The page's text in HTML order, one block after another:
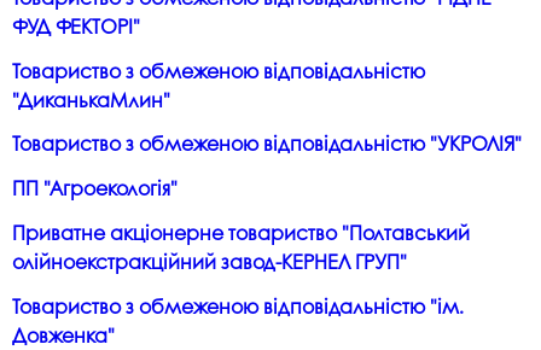
ФУД ФЕКТОРІ"
Товариство з обмеженою відповідальністю
"ДиканькаМлин"
Товариство з обмеженою відповідальністю "УКРОЛІЯ"
ПП "Агроекологія"
Приватне акціонерне товариство "Полтавський
олійноекстракційний завод-КЕРНЕЛ ГРУП"
Товариство з обмеженою відповідальністю "ім.
Довженка"